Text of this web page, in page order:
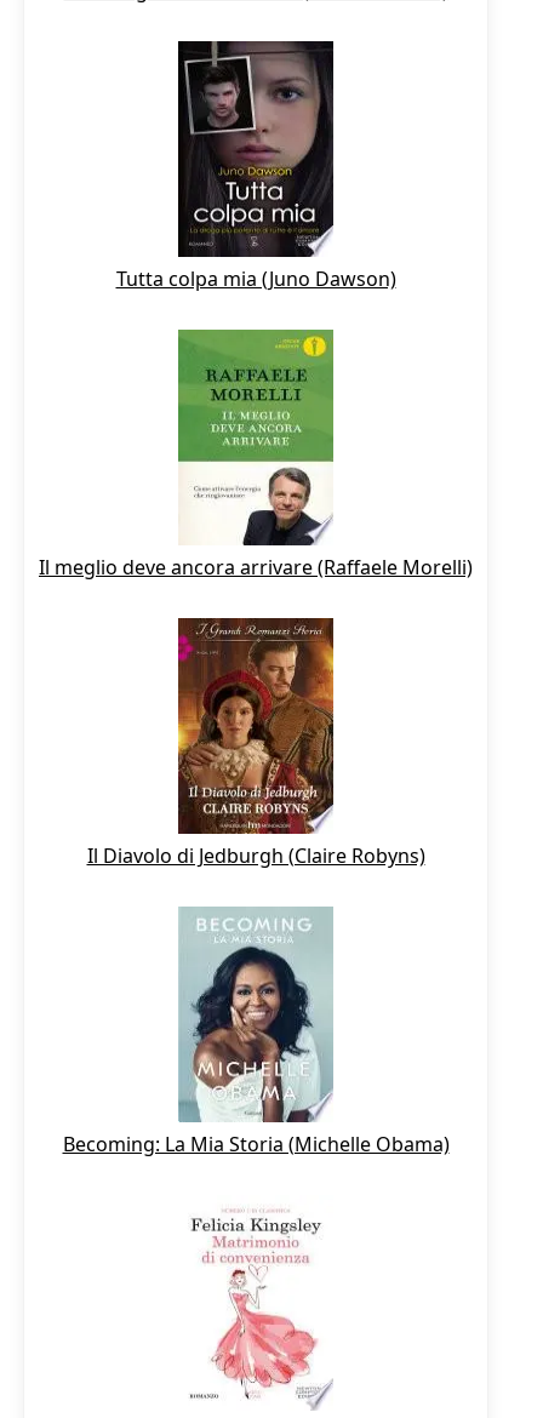
Tutta colpa mia (Juno Dawson)
Il meglio deve ancora arrivare (Raffaele Morelli)
Il Diavolo di Jedburgh (Claire Robyns)
Becoming: La Mia Storia (Michelle Obama)